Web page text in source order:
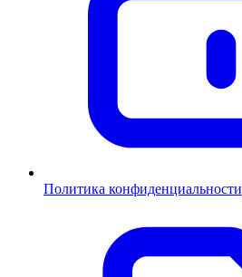
Политика конфиденциальности